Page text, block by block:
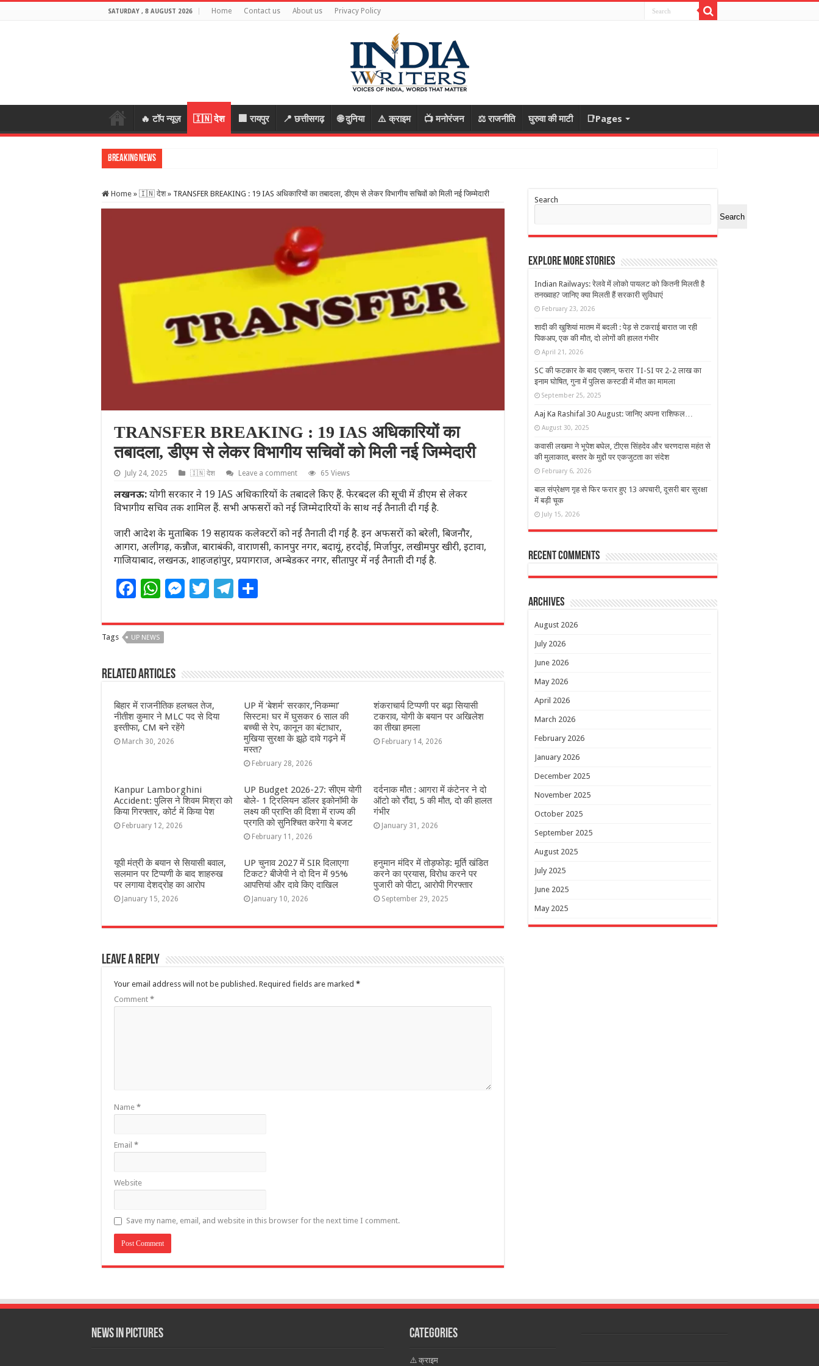
SATURDAY , 8 AUGUST 2026 Home Contact us About us Privacy Policy
🔥 टॉप न्यूज़ 🇮🇳 देश 🏢 रायपुर 📍 छत्तीसगढ़ 🌐 दुनिया ⚠️ क्राइम 📺 मनोरंजन ⚖️ राजनीति घुरुवा की माटी 📑Pages
Breaking News
Home » 🇮🇳 देश » TRANSFER BREAKING : 19 IAS अधिकारियों का तबादला, डीएम से लेकर विभागीय सचिवों को मिली नई जिम्मेदारी
TRANSFER BREAKING : 19 IAS अधिकारियों का
तबादला, डीएम से लेकर विभागीय सचिवों को मिली नई जिम्मेदारी
July 24, 2025 🇮🇳 देश Leave a comment 65 Views
लखनऊ:योगी सरकार ने 19 IAS अधिकारियों के तबादले किए हैं. फेरबदल की सूची में डीएम से लेकर
विभागीय सचिव तक शामिल हैं. सभी अफसरों को नई जिम्मेदारियों के साथ नई तैनाती दी गई है.
जारी आदेश के मुताबिक 19 सहायक कलेक्टरों को नई तैनाती दी गई है. इन अफसरों को बरेली, बिजनौर,
आगरा, अलीगढ़, कन्नौज, बाराबंकी, वाराणसी, कानपुर नगर, बदायूं, हरदोई, मिर्जापुर, लखीमपुर खीरी, इटावा,
गाजियाबाद, लखनऊ, शाहजहांपुर, प्रयागराज, अम्बेडकर नगर, सीतापुर में नई तैनाती दी गई है.
F
c
e
b
o
o
k
W
at
s
A
p
p
M
ss
n
g
e
r
T
itt
r
T
e
ra
m
ar
Tags UP NEWS
Related Articles
बिहार में राजनीतिक हलचल तेज,
नीतीश कुमार ने MLC पद से दिया
इस्तीफा, CM बने रहेंगे
March 30, 2026
UP में ‘बेशर्म’ सरकार,’निकम्मा’
सिस्टम! घर में घुसकर 6 साल की
बच्ची से रेप, कानून का बंटाधार,
मुखिया सुरक्षा के झूठे दावे गढ़ने में
मस्त?
February 28, 2026
शंकराचार्य टिप्पणी पर बढ़ा सियासी
टकराव, योगी के बयान पर अखिलेश
का तीखा हमला
February 14, 2026
Kanpur Lamborghini
Accident: पुलिस ने शिवम मिश्रा को
किया गिरफ्तार, कोर्ट में किया पेश
February 12, 2026
UP Budget 2026-27: सीएम योगी
बोले- 1 ट्रिलियन डॉलर इकोनॉमी के
लक्ष्य की प्राप्ति की दिशा में राज्य की
प्रगति को सुनिश्चित करेगा ये बजट
February 11, 2026
दर्दनाक मौत : आगरा में कंटेनर ने दो
ऑटो को रौंदा, 5 की मौत, दो की हालत
गंभीर
January 31, 2026
यूपी मंत्री के बयान से सियासी बवाल,
सलमान पर टिप्पणी के बाद शाहरुख
पर लगाया देशद्रोह का आरोप
January 15, 2026
UP चुनाव 2027 में SIR दिलाएगा
टिकट? बीजेपी ने दो दिन में 95%
आपत्तियां और दावे किए दाखिल
January 10, 2026
हनुमान मंदिर में तोड़फोड़: मूर्ति खंडित
करने का प्रयास, विरोध करने पर
पुजारी को पीटा, आरोपी गिरफ्तार
September 29, 2025
Leave a Reply
Your email address will not be published. Required fields are marked *
Comment *
Name *
Email *
Website
Save my name, email, and website in this browser for the next time I comment.
Search
Search
Explore More Stories
Indian Railways: रेलवे में लोको पायलट को कितनी मिलती है
तनख्वाह? जानिए क्या मिलती हैं सरकारी सुविधाएं
February 23, 2026
शादी की खुशियां मातम में बदली : पेड़ से टकराई बारात जा रही
पिकअप, एक की मौत, दो लोगों की हालत गंभीर
April 21, 2026
SC की फटकार के बाद एक्शन, फरार TI-SI पर 2-2 लाख का
इनाम घोषित, गुना में पुलिस कस्टडी में मौत का मामला
September 25, 2025
Aaj Ka Rashifal 30 August: जानिए अपना राशिफल…
August 30, 2025
कवासी लखमा ने भूपेश बघेल, टीएस सिंहदेव और चरणदास महंत से
की मुलाकात, बस्तर के मुद्दों पर एकजुटता का संदेश
February 6, 2026
बाल संप्रेक्षण गृह से फिर फरार हुए 13 अपचारी, दूसरी बार सुरक्षा
में बड़ी चूक
July 15, 2026
Recent Comments
Archives
August 2026
July 2026
June 2026
May 2026
April 2026
March 2026
February 2026
January 2026
December 2025
November 2025
October 2025
September 2025
August 2025
July 2025
June 2025
May 2025
News in Pictures Categories
⚠️ क्राइम